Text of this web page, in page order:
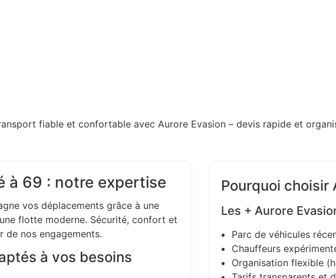
fiable et confortable avec Aurore Evasion – devis rapide et
à 69 : notre expertise
vos déplacements grâce à une
flotte moderne. Sécurité, confort et
nos engagements.
à vos besoins
Pourquoi choisir
Les + Aurore
Parc de véhicules
Chauffeurs
Organisation flexible